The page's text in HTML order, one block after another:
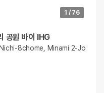
1 / 76
공원 바이 IHG
8chome, Minami 2-Jo